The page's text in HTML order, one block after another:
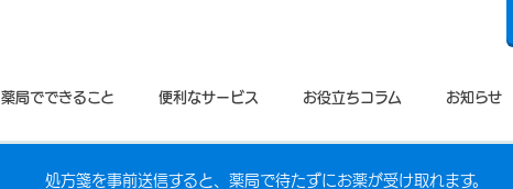
薬局でできること 便利なサービス お役立ちコラム お知らせ
処方箋を事前送信すると、薬局で待たずにお薬が受け取れます。